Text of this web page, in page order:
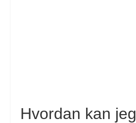
Hvordan kan jeg